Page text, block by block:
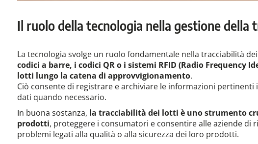
Il ruolo della tecnologia nella gestione della
La tecnologia svolge un ruolo fondamentale nella tracciabilità
codici a barre, i codici QR o i sistemi RFID (Radio
lotti lungo la catena di approvvigionamento.
Ciò consente di registrare e archiviare le informazioni pertinenti
dati quando necessario.
In buona sostanza, la tracciabilità dei lotti è uno strumento
prodotti, proteggere i consumatori e consentire alle aziende di
problemi legati alla qualità o alla sicurezza dei loro prodotti.